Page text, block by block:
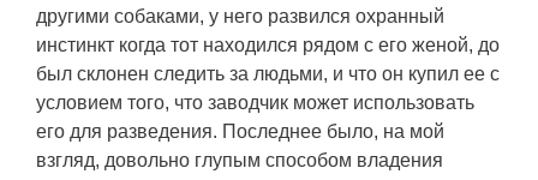
другими собаками, у него развился охранный
инстинкт когда тот находился рядом с его женой, до
был склонен следить за людьми, и что он купил ее с
условием того, что заводчик может использовать
его для разведения. Последнее было, на мой
взгляд, довольно глупым способом владения